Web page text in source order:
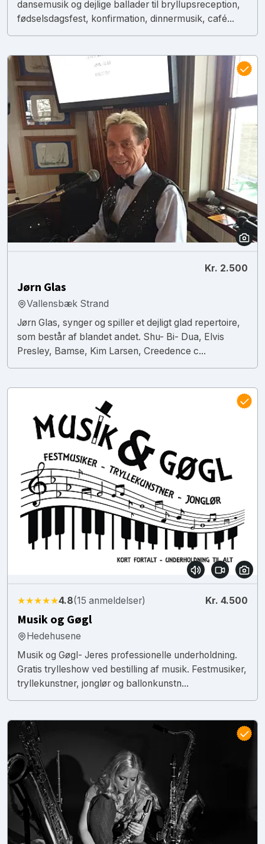
dansemusik og dejlige ballader til bryllupsreception,
fødselsdagsfest, konfirmation, dinnermusik, café...
Kr. 2.500
Jørn Glas
Vallensbæk Strand
Jørn Glas, synger og spiller et dejligt glad repertoire,
som består af blandet andet. Shu- Bi- Dua, Elvis
Presley, Bamse, Kim Larsen, Creedence c...
★★★★★4.8(15 anmeldelser) Kr. 4.500
Musik og Gøgl
Hedehusene
Musik og Gøgl- Jeres professionelle underholdning.
Gratis trylleshow ved bestilling af musik. Festmusiker,
tryllekunstner, jonglør og ballonkunstn...